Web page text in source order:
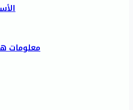
معلومات